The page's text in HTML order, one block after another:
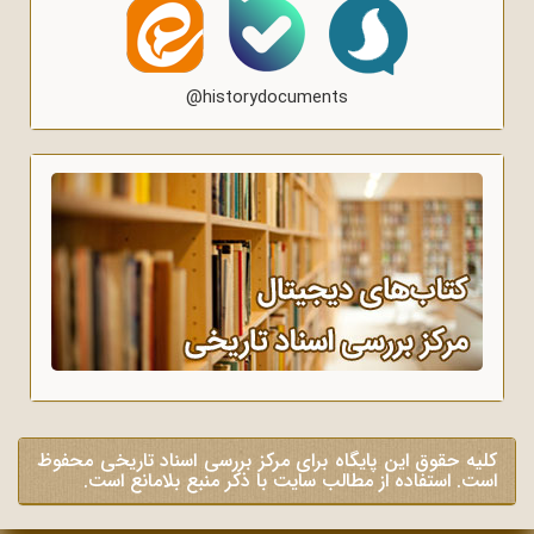
@historydocuments
کلیه حقوق این پایگاه برای مرکز بررسی اسناد تاریخی محفوظ
است. استفاده از مطالب سایت با ذکر منبع بلامانع است.